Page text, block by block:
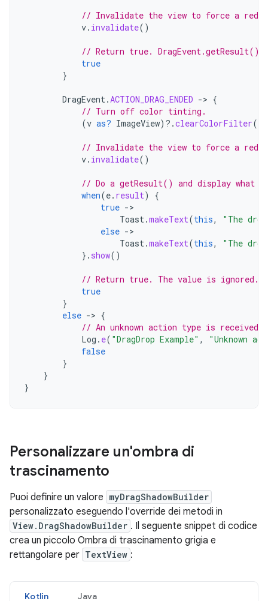
// Invalidate the view to force a
v. invalidate()
// Return true. DragEvent.getResult()
true
}
DragEvent.ACTION_DRAG_ENDED -> {
// Turn off color tinting.
(v as? ImageView) ?.clearColorFilter()
// Invalidate the view to force a
v. invalidate()
// Do a getResult() and display what
when(e. result)
{
true -
Toast.makeText(this,
"The
else -
Toast.makeText(this,
"The
}. show()
// Return true. The value is ignored.
true
}
else -> {
// An unknown action type is received.
Log . e( "DragDrop Example" ,
"Unknown
false
}
}
}
Personalizzare un'ombra di
trascinamento
Puoi definire un valore myDragShadowBuilder
personalizzato eseguendo l'override dei metodi in
View.DragShadowBuilder . Il seguente snippet di codice
crea un piccolo Ombra di trascinamento grigia e
rettangolare per TextView :
Kotlin Java